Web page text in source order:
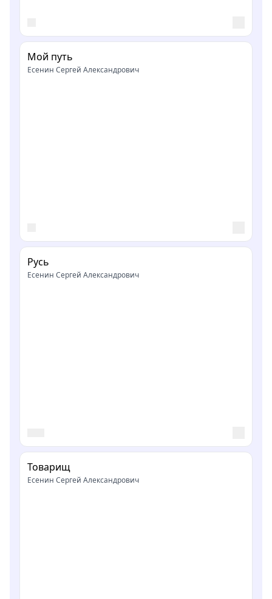
Мой путь
Есенин Сергей Александрович
Русь
Есенин Сергей Александрович
Товарищ
Есенин Сергей Александрович